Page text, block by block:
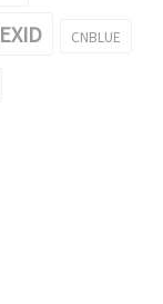
EXID CNBLUE